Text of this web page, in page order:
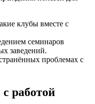
клубы вместе с
семинаров
заведений.
проблемах с
работой